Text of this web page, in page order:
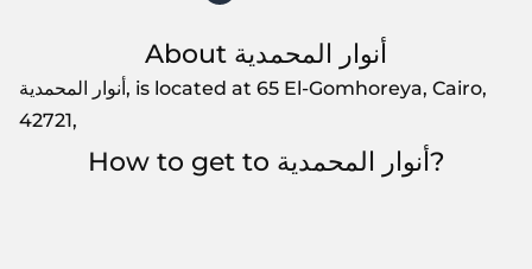
About أنوار المحمدية
أنوار المحمدية, is located at 65 El-Gomhoreya, Cairo,
42721,
How to get to أنوار المحمدية?